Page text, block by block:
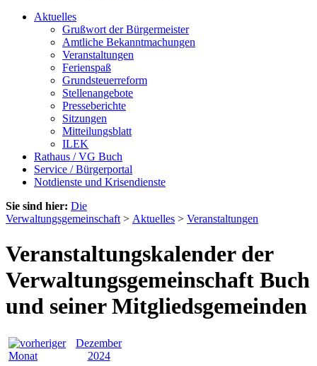
Aktuelles
Grußwort der Bürgermeister
Amtliche Bekanntmachungen
Veranstaltungen
Ferienspaß
Grundsteuerreform
Stellenangebote
Presseberichte
Sitzungen
Mitteilungsblatt
ILEK
Rathaus / VG Buch
Service / Bürgerportal
Notdienste und Krisendienste
Sie sind hier: Die
Verwaltungsgemeinschaft > Aktuelles > Veranstaltungen
Veranstaltungskalender der
Verwaltungsgemeinschaft Buch
und seiner Mitgliedsgemeinden
Dezember
2024